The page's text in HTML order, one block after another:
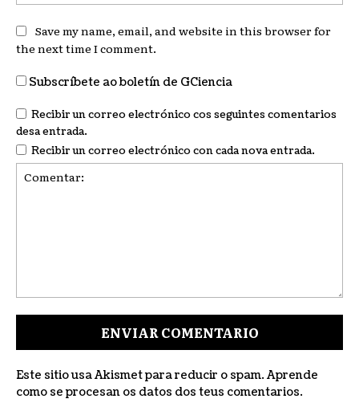
Save my name, email, and website in this browser for
the next time I comment.
Subscríbete ao boletín de GCiencia
Recibir un correo electrónico cos seguintes comentarios
desa entrada.
Recibir un correo electrónico con cada nova entrada.
Este sitio usa Akismet para reducir o spam. Aprende
como se procesan os datos dos teus comentarios.